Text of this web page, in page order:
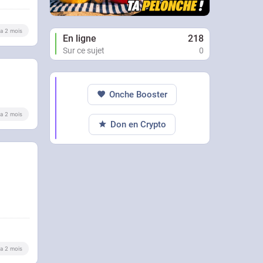
2 mois
2 mois
2 mois
En ligne 218
Sur ce sujet 0
Onche Booster
Don en Crypto